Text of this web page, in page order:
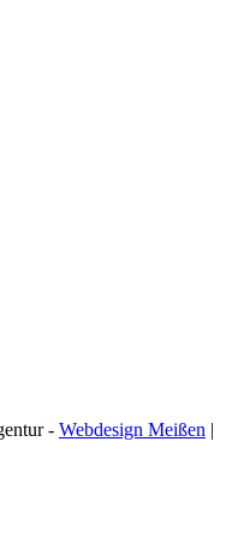
- Webdesign Meißen |